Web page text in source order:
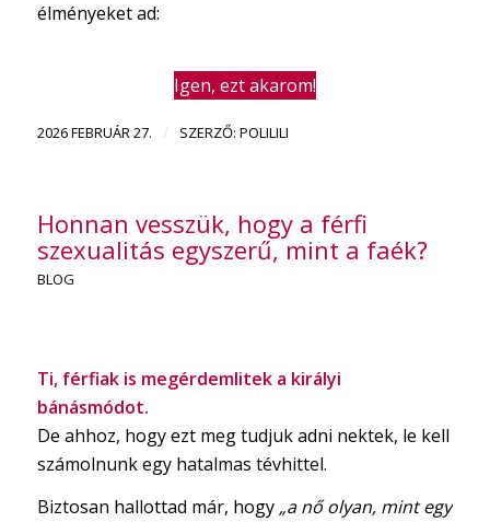
élményeket ad:
Igen, ezt akarom!
2026 FEBRUÁR 27. / SZERZŐ: POLILILI
Honnan vesszük, hogy a férfi
szexualitás egyszerű, mint a faék?
BLOG
Ti, férfiak is megérdemlitek a királyi
bánásmódot.
De ahhoz, hogy ezt meg tudjuk adni nektek, le kell
számolnunk egy hatalmas tévhittel.
Biztosan hallottad már, hogy „a nő olyan, mint egy